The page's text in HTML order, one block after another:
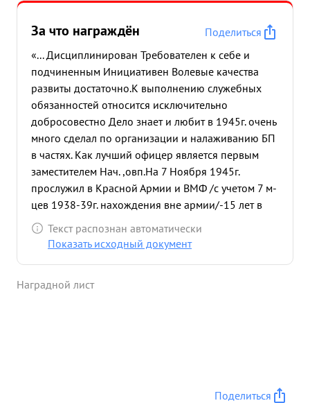
За что награждён
Поделиться
«... Дисциплинирован Требователен к себе и
подчиненным Инициативен Волевые качества
развиты достаточно.К выполнению служебных
обязанностей относится исключительно
добросовестно Дело знает и любит в 1945г. очень
много сделал по организации и налаживанию БП
в частях. Как лучший офицер является первым
заместителем Нач. ,овп.На 7 Ноября 1945г.
прослужил в Красной Армии и ВМФ /с учетом 7 м-
цев 1938-39г. нахождения вне армии/-15 лет в
дней. ...»Текст распознан автоматически
Показать исходный документ
Наградной лист
Поделиться